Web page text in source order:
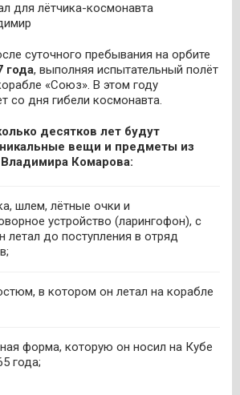
для лётчика-космонавта
суточного пребывания на орбите
года, выполняя испытательный полёт
«Союз». В этом году
со дня гибели космонавта.
десятков лет будут
вещи и предметы из
Комарова:
шлем, лётные очки и
устройство (ларингофон), с
летал до поступления в отряд
в котором он летал на корабле
форма, которую он носил на Кубе
года;